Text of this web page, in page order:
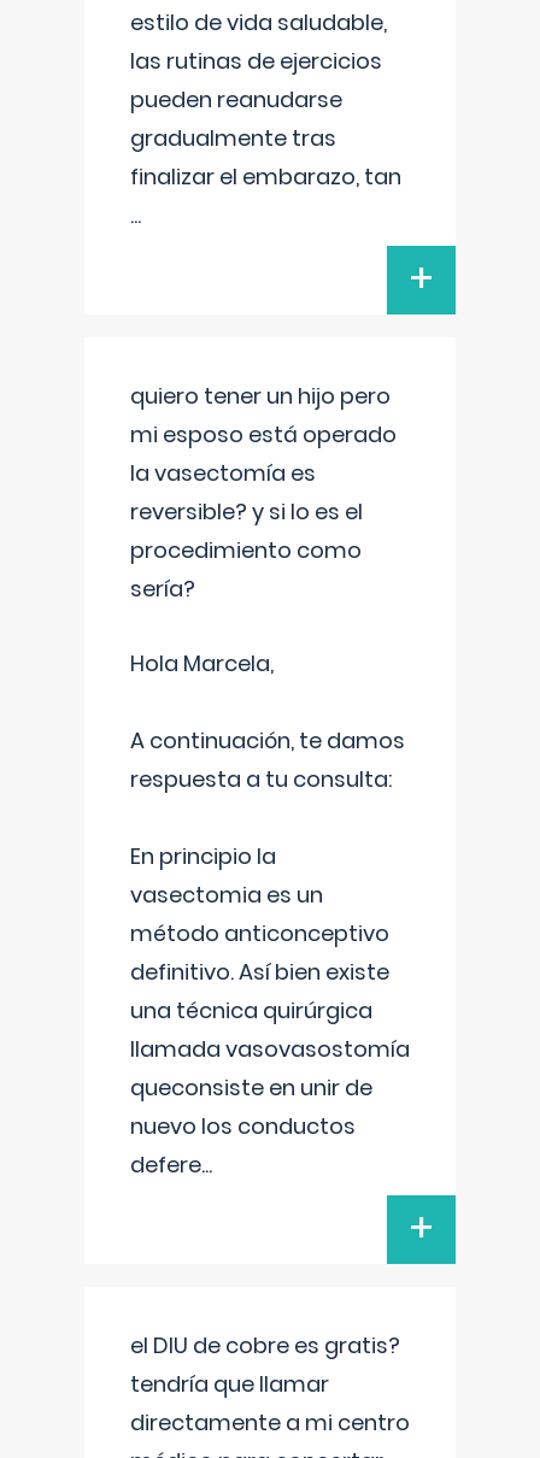
estilo de vida saludable,
las rutinas de ejercicios
pueden reanudarse
gradualmente tras
finalizar el embarazo, tan
...
+
quiero tener un hijo pero
mi esposo está operado
la vasectomía es
reversible? y si lo es el
procedimiento como
sería?
Hola Marcela,
A continuación, te damos
respuesta a tu consulta:
En principio la
vasectomia es un
método anticonceptivo
definitivo. Así bien existe
una técnica quirúrgica
llamada vasovasostomía
queconsiste en unir de
nuevo los conductos
defere...
+
el DIU de cobre es gratis?
tendría que llamar
directamente a mi centro